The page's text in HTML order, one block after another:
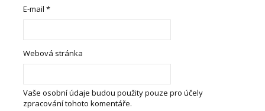
E-mail*
Webová stránka
Vaše osobní údaje budou použity pouze pro účely
zpracování tohoto komentáře.